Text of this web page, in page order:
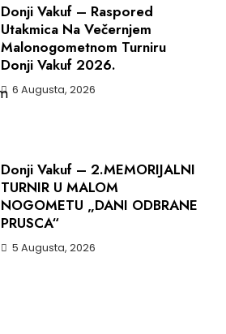
Donji Vakuf – Raspored
Utakmica Na Večernjem
Malonogometnom Turniru
Donji Vakuf 2026.
6 Augusta, 2026
Donji Vakuf – 2.MEMORIJALNI
TURNIR U MALOM
NOGOMETU „DANI ODBRANE
PRUSCA“
5 Augusta, 2026